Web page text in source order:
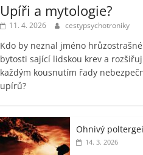
Upíři a mytologie?
11. 4. 2026 cestypsychotroniky
Kdo by neznal jméno hrůzostrašné
bytosti sající lidskou krev a
každým kousnutím řady
upírů?
Ohnivý
14. 3. 2026